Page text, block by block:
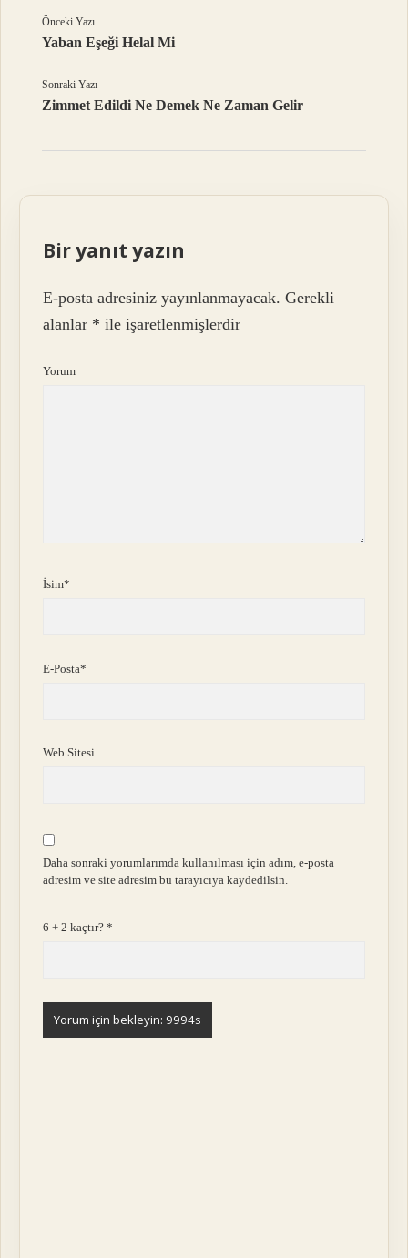
Önceki Yazı
Yaban Eşeği Helal Mi
Sonraki Yazı
Zimmet Edildi Ne Demek Ne Zaman Gelir
Bir yanıt yazın
E-posta adresiniz yayınlanmayacak. Gerekli
alanlar * ile işaretlenmişlerdir
Yorum
İsim*
E-Posta*
Web Sitesi
Daha sonraki yorumlarımda kullanılması için adım, e-posta
adresim ve site adresim bu tarayıcıya kaydedilsin.
6 + 2 kaçtır?*